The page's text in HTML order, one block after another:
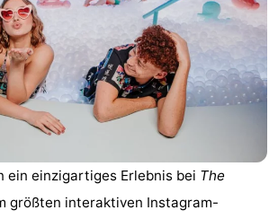
ein einzigartiges Erlebnis bei The
größten interaktiven Instagram-